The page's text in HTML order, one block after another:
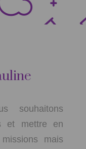
souhaitons
et mettre en
mais